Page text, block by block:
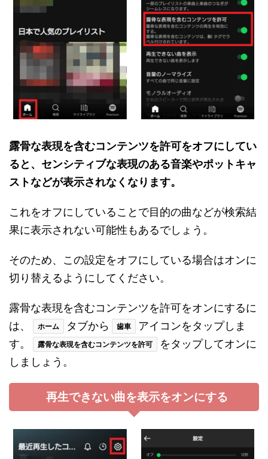
露骨な表現を含むコンテンツを許可をオフにしてい
ると、センシティブな表現のある音楽やポットキャ
ストなどが表示されなくなります。
これをオフにしていることで目的の曲などが検索結
果に表示されない可能性もあるでしょう。
そのため、この設定をオフにしている場合はオンに
切り替えるようにしてください。
露骨な表現を含むコンテンツを許可をオンにするに
は、
ホーム タブから 歯車
アイコンをタップしま
す。
露骨な表現を含むコンテンツを許可
をタップしてオンに
しましょう。
再生できない曲を表示をオンにする